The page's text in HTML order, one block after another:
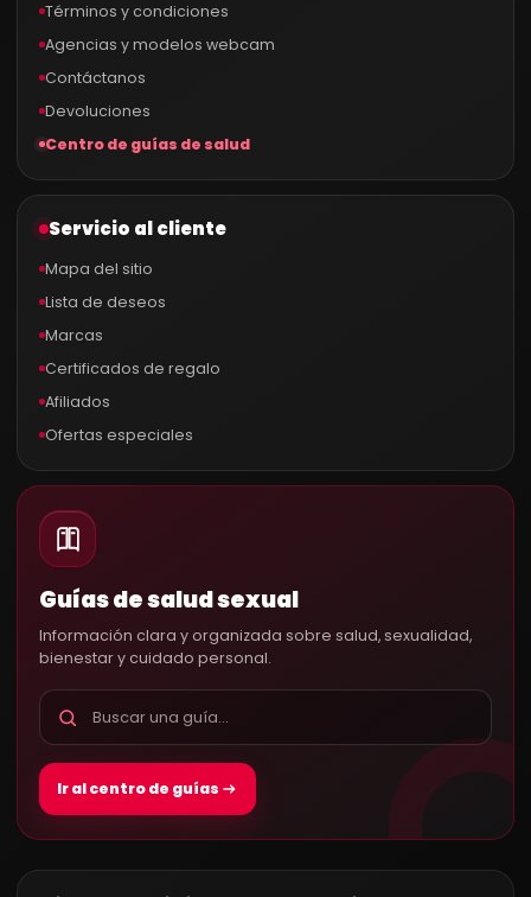
Términos y condiciones
Agencias y modelos webcam
Contáctanos
Devoluciones
Centro de guías de salud
Servicio al cliente
Mapa del sitio
Lista de deseos
Marcas
Certificados de regalo
Afiliados
Ofertas especiales
Guías de salud sexual
Información clara y organizada sobre salud, sexualidad,
bienestar y cuidado personal.
Ir al centro de guías